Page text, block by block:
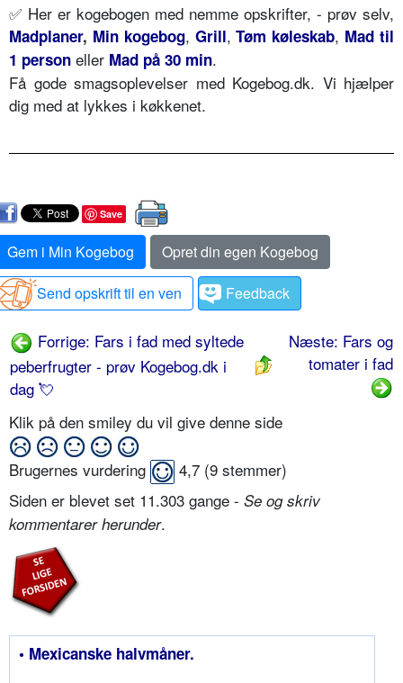
✅ Her er kogebogen med nemme opskrifter, - prøv selv,
Madplaner, Min kogebog, Grill,Tøm køleskab, Mad til
1 person eller Mad på 30 min.
Få gode smagsoplevelser med Kogebog.dk. Vi hjælper
dig med at lykkes i køkkenet.
Save
Gem i Min Kogebog
Opret din egen Kogebog
Send opskrift til en ven
Feedback
Forrige: Fars i fad med syltede
peberfrugter - prøv Kogebog.dk i
dag 💘
Næste: Fars og
tomater i fad
Klik på den smiley du vil give denne side
Brugernes vurdering 4,7 (9 stemmer)
Siden er blevet set 11.303 gange - Se og skriv
kommentarer herunder.
• Mexicanske halvmåner.